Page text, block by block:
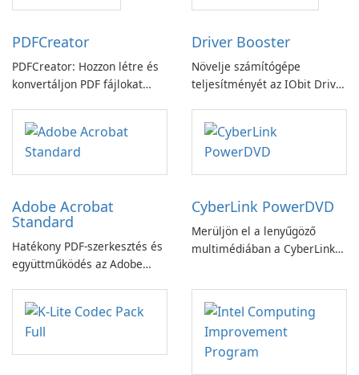
PDFCreator
PDFCreator: Hozzon létre és
konvertáljon PDF fájlokat
Driver Booster
Növelje számítógépe
teljesítményét az IObit Driver
Adobe Acrobat
Standard
Hatékony PDF-szerkesztés és
együttműködés az Adobe
alkalmazással.
CyberLink PowerDVD
Merüljön el a lenyűgöző
multimédiában a CyberLink